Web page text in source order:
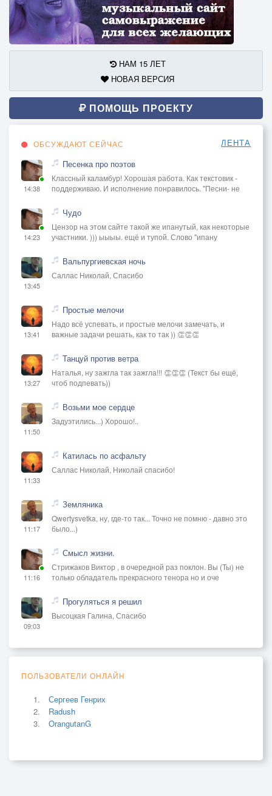
НАМ 15 ЛЕТ
НОВАЯ ВЕРСИЯ
ПОМОЩЬ ПРОЕКТУ
ОБСУЖДАЮТ СЕЙЧАС ЛЕНТА
14:38
Песенка про поэтов
Классный каламбур! Хорошая работа. Как текстовик -
поддерживаю. И исполнение понравилось. "Песни- не
14:23
Чудо
Цензор на этом сайте такой же ипанутый, как некоторые
участники. ))) ыыыы. ещё и тупой. Слово "ипану
13:45
Вальпургиевская ночь
Саллас Николай, Спасибо
13:41
Простые мелочи
Надо всё успевать, и простые мелочи замечать, и
важные задачи решать, как то так )) 👏👏👏
13:27
Танцуй против ветра
Наталья, ну зажгла так зажгла!!! 👏👏👏 (Текст бы ещё,
чтоб подпевать))
11:50
Возьми мое сердце
Задуэтились...) Хорошо!..
11:33
Катилась по асфальту
Саллас Николай, Николай спасибо!
11:17
Земляника
Qwertysvetka, ну, где-то так... Точно не помню - давно это
было...)
11:16
Смысл жизни.
Стрижаков Виктор , в очередной раз поклон. Вы (Ты) не
только обладатель прекрасного тенора но и оче
09:03
Прогуляться я решил
Высоцкая Галина, Спасибо
ПОЛЬЗОВАТЕЛИ ОНЛАЙН
Сергеев Генрих
Radush
OrangutanG